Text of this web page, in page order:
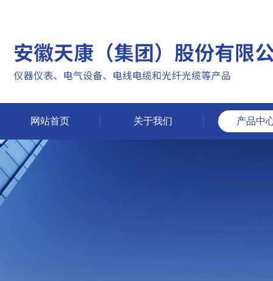
网站首页 关于我们 产品中